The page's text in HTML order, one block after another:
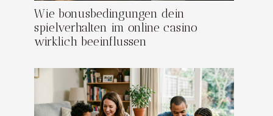
Wie bonusbedingungen dein
spielverhalten im online casino
wirklich beeinflussen